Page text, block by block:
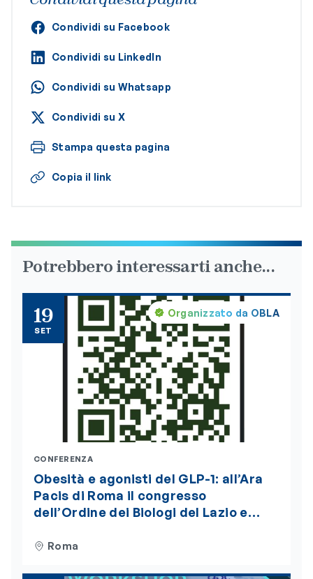
Condividi su Facebook
Condividi su LinkedIn
Condividi su Whatsapp
Condividi su X
Stampa questa pagina
Copia il link
Potrebbero interessarti anche...
Organizzato da OBLA
19
SET
CONFERENZA
Obesità e agonisti del GLP-1: all’Ara
Pacis di Roma il congresso
dell’Ordine dei Biologi del Lazio e
Roma